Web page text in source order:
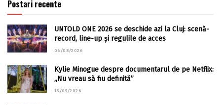
Postari recente
UNTOLD ONE 2026 se deschide azi la Cluj: scenă-
record, line-up și regulile de acces
06/08/2026
Kylie Minogue despre documentarul de pe Netflix:
„Nu vreau să fiu definită”
18/05/2026